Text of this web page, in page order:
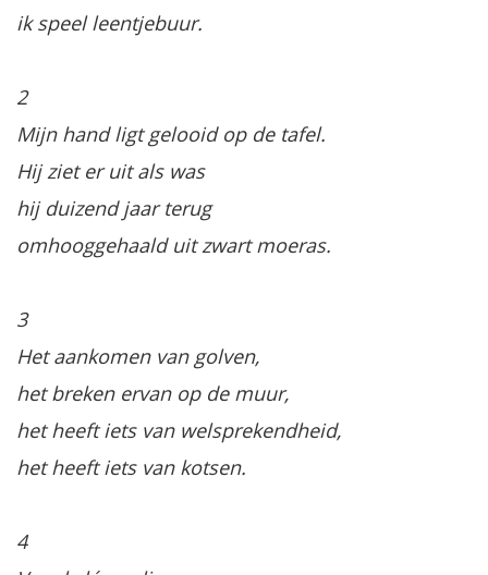
ik speel leentjebuur.
2
Mijn hand ligt gelooid op de tafel.
Hij ziet er uit als was
hij duizend jaar terug
omhooggehaald uit zwart moeras.
3
Het aankomen van golven,
het breken ervan op de muur,
het heeft iets van welsprekendheid,
het heeft iets van kotsen.
4